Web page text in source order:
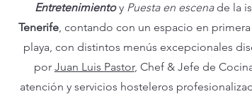
Entretenimientoy Puesta en escenade la
Tenerife, contando con un espacio en
playa, con distintos menús excepcionales
por Juan Luis Pastor, Chef & Jefe de
atención y servicios hosteleros